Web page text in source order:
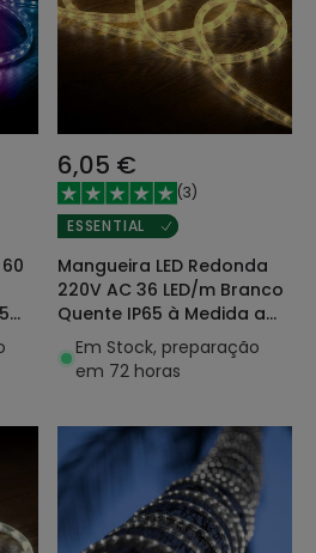
6,05 €
(3)
ESSENTIAL
Mangueira LED Redonda
220V AC 36 LED/m Branco
Quente IP65 à Medida a
cada 100cm
Em Stock, preparação
em 72 horas